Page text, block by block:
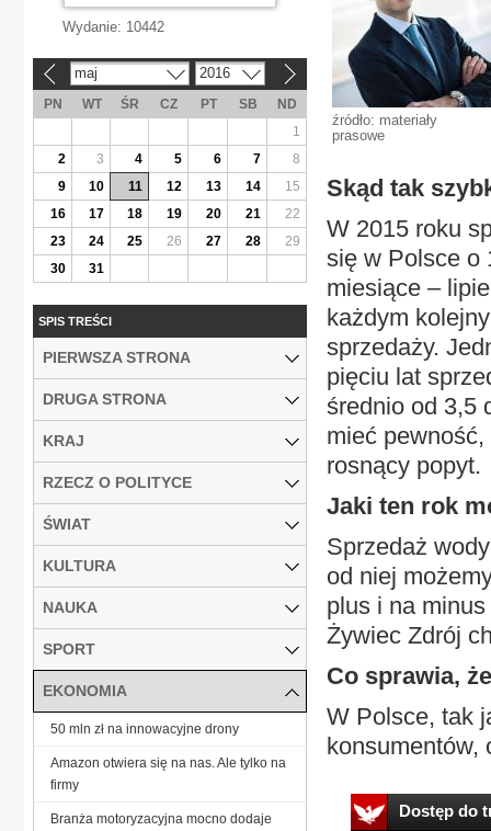
źródło: materiały
prasowe
Skąd tak
W 2015 roku
się w Polsce o
miesiące –
każdym
sprzedaży.
pięciu lat
średnio od 3,5
mieć
rosnący popyt.
Jaki ten rok
Sprzedaż
od niej
plus i na
Żywiec Zdrój
Co sprawia,
W Polsce, tak
konsumentów,
Dostęp do
Wydanie: 10442
maj 2016
PN WT ŚR CZ PT SB
ND
1
2
3 4 5 6 7
8
9
10 11 12 13 14
15
16
17 18 19 20 21
22
23
24 25 26 27 28
29
30
31
SPIS TREŚCI
PIERWSZA STRONA
DRUGA STRONA
KRAJ
RZECZ O POLITYCE
ŚWIAT
KULTURA
NAUKA
SPORT
EKONOMIA
50 mln zł na innowacyjne drony
Amazon otwiera się na nas. Ale tylko na
firmy
Branża motoryzacyjna mocno dodaje